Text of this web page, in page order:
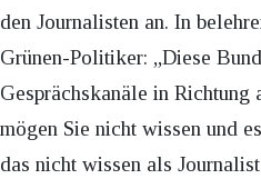
den Journalisten an. In
Grünen-Politiker: „Diese
Gesprächskanäle in Richtung
mögen Sie nicht wissen und
das nicht wissen als